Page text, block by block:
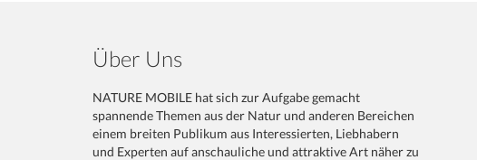
Über Uns
NATURE MOBILE hat sich zur Aufgabe gemacht
spannende Themen aus der Natur und anderen Bereichen
einem breiten Publikum aus Interessierten, Liebhabern
und Experten auf anschauliche und attraktive Art näher zu